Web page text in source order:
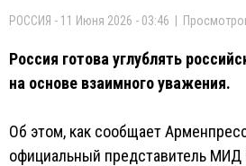
РОССИЯ - 11 Июня 2026 - 03:46 |
Россия готова углублять
на основе взаимного уважения.
Об этом, как сообщает
официальный представитель